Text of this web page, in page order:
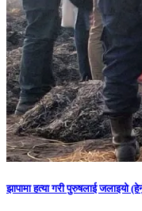
झापामा हत्या गरी पुरुषलाई जलाइयो